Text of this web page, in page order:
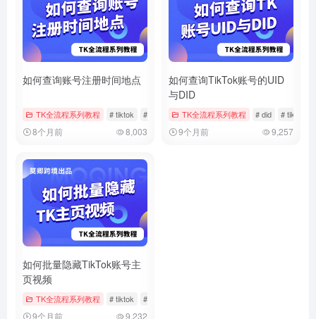
如何查询账号注册时间地点
TK全流程系列教程 # tiktok # 注册时间 # 账号信息
8个月前 8,003
如何查询TikTok账号的UID
与DID
TK全流程系列教程 # did # tiktok
9个月前 9,257
如何批量隐藏TikTok账号主
页视频
TK全流程系列教程 # tiktok # 批量管理
9个月前 9,232